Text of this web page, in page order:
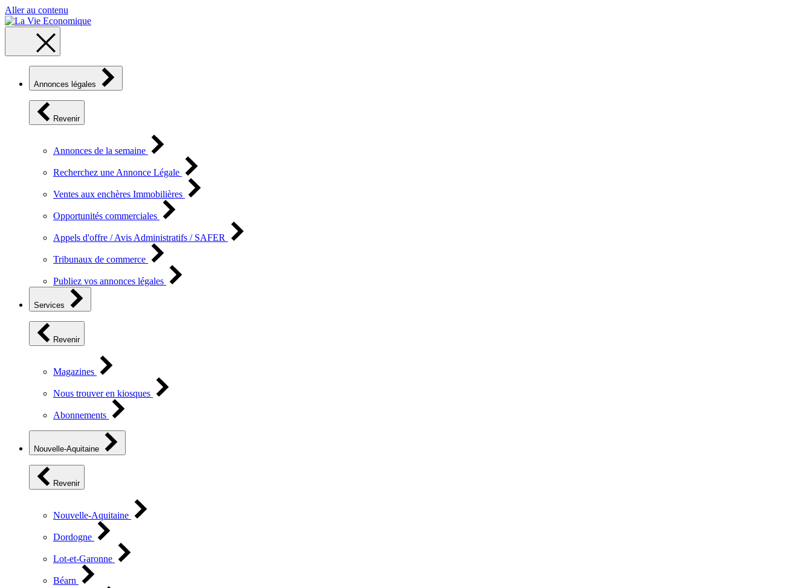
Aller au contenu
Annonces légales
Revenir
Annonces de la semaine
Recherchez une Annonce Légale
Ventes aux enchères Immobilières
Opportunités commerciales
Appels d'offre / Avis Administratifs / SAFER
Tribunaux de commerce
Publiez vos annonces légales
Services
Revenir
Magazines
Nous trouver en kiosques
Abonnements
Nouvelle-Aquitaine
Revenir
Nouvelle-Aquitaine
Dordogne
Lot-et-Garonne
Béarn